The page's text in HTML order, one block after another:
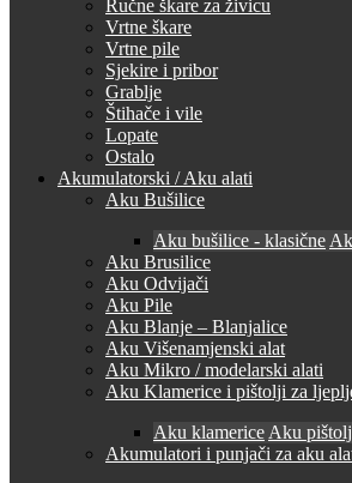
Ručne škare za živicu
Vrtne škare
Vrtne pile
Sjekire i pribor
Grablje
Štihače i vile
Lopate
Ostalo
Akumulatorski / Aku alati
Aku Bušilice
Aku bušilice - klasične
Aku Brusilice
Aku Odvijači
Aku Pile
Aku Blanje – Blanjalice
Aku Višenamjenski alat
Aku Mikro / modelarski alati
Aku Klamerice i pištolji za
Aku klamerice Aku
Akumulatori i punjači za aku